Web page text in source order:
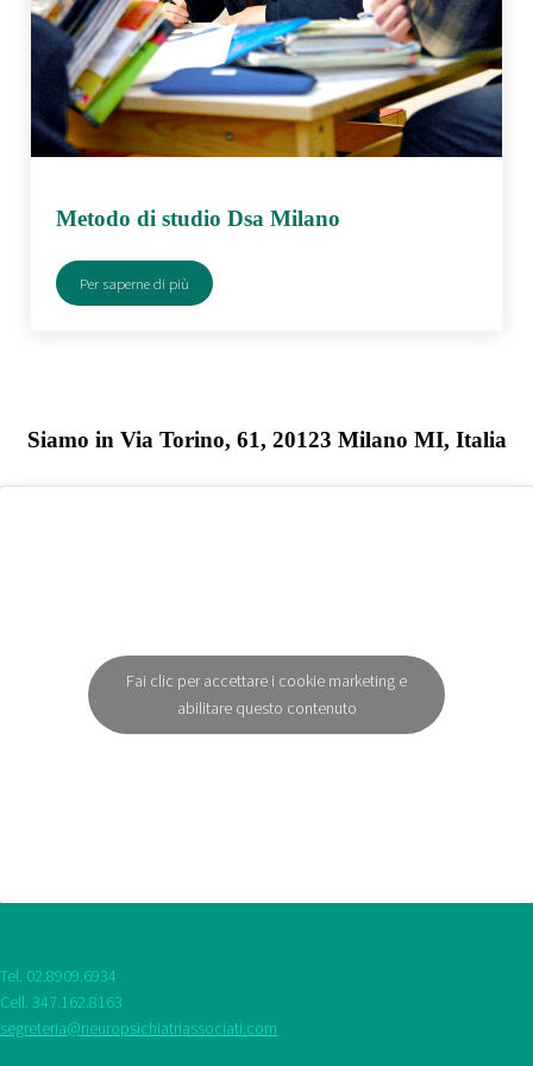
Metodo di studio Dsa Milano
Per saperne di piùMetodo di studio Dsa Milano
Siamo in Via Torino, 61, 20123 Milano MI, Italia
Fai clic per accettare i cookie marketing e
abilitare questo contenuto
Tel. 02.8909.6934
Cell. 347.162.8163
segreteria@neuropsichiatriassociati.com